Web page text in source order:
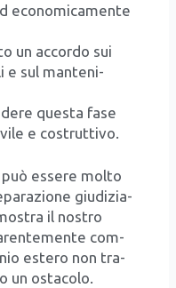
eco­no­mi­ca­men­te
un accor­do sui
e sul man­te­ni­
que­sta fase
e costrut­ti­vo.
esse­re mol­to
giu­di­zia­
il nostro
com­
este­ro non tra­
un osta­co­lo.